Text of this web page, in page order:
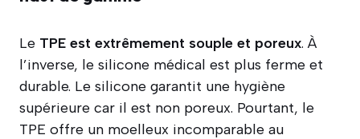
Le TPE est extrêmement souple et poreux. À
l’inverse, le silicone médical est plus ferme et
durable. Le silicone garantit une hygiène
supérieure car il est non poreux. Pourtant, le
TPE offre un moelleux incomparable au